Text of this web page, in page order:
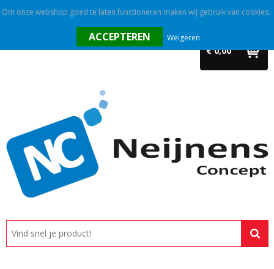
€ 0,00
Promotietextiel
Tassen
Alle categorieën
Custom made
Om onze webshop goed te laten functioneren maken wij gebruik van cookies.
Weigeren